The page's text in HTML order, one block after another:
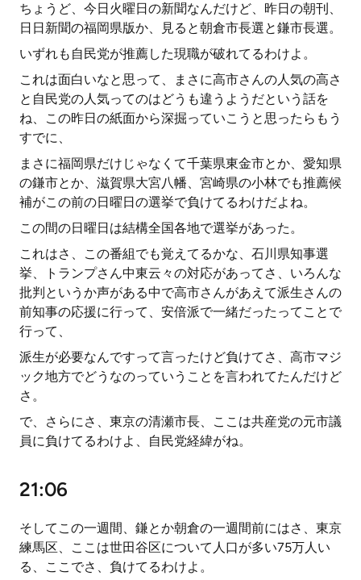
ちょうど、今日火曜日の新聞なんだけど、昨日の朝刊、
日日新聞の福岡県版か、見ると朝倉市長選と鎌市長選。
いずれも自民党が推薦した現職が破れてるわけよ。
これは面白いなと思って、まさに高市さんの人気の高さ
と自民党の人気ってのはどうも違うようだという話を
ね、この昨日の紙面から深掘っていこうと思ったらもう
すでに、
まさに福岡県だけじゃなくて千葉県東金市とか、愛知県
の鎌市とか、滋賀県大宮八幡、宮崎県の小林でも推薦候
補がこの前の日曜日の選挙で負けてるわけだよね。
この間の日曜日は結構全国各地で選挙があった。
これはさ、この番組でも覚えてるかな、石川県知事選
挙、トランプさん中東云々の対応があってさ、いろんな
批判というか声がある中で高市さんがあえて派生さんの
前知事の応援に行って、安倍派で一緒だったってことで
行って、
派生が必要なんですって言ったけど負けてさ、高市マジ
ック地方でどうなのっていうことを言われてたんだけど
さ。
で、さらにさ、東京の清瀬市長、ここは共産党の元市議
員に負けてるわけよ、自民党経緯がね。
21:06
そしてこの一週間、鎌とか朝倉の一週間前にはさ、東京
練馬区、ここは世田谷区について人口が多い75万人い
る、ここでさ、負けてるわけよ。